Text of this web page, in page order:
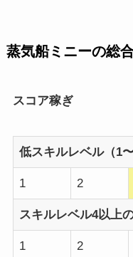
蒸気船ミニーの総
スコア稼ぎ
低スキルレベル（1
1 2
スキルレベル4以上
1 2